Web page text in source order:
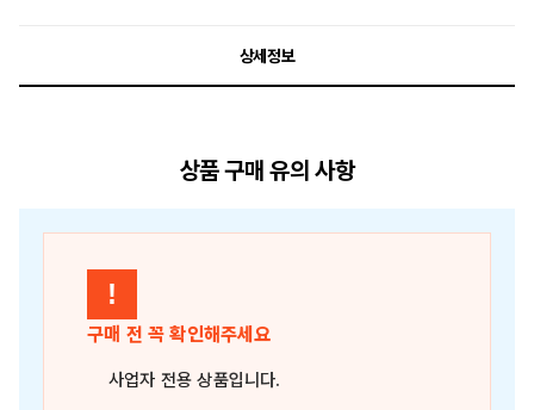
상세정보
상품 구매 유의 사항
!
구매 전 꼭 확인해주세요
사업자 전용 상품입니다.